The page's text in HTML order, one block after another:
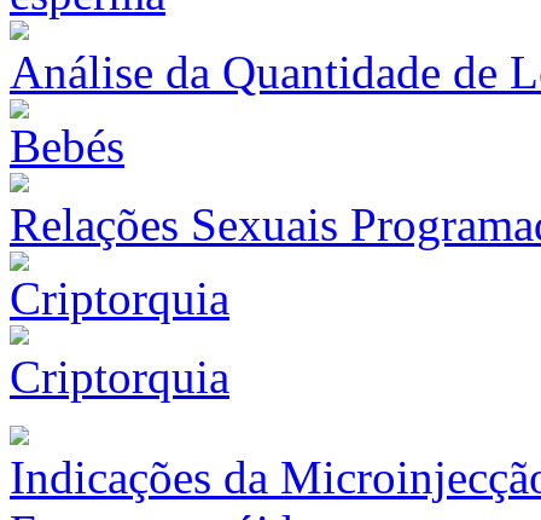
Análise da Quantidade de
Relações Sexuais
Criptorquia
Indicações da